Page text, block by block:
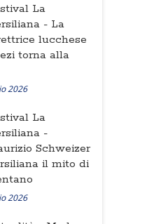
La
- La
lucchese
torna alla
2026
La
-
Schweizer
il mito di
2026